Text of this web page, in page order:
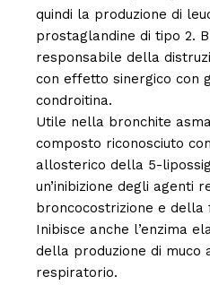
quindi la produzione di
prostaglandine di tipo 2.
responsabile della
con effetto sinergico con
condroitina.
Utile nella bronchite
composto riconosciuto
allosterico della 5-
un’inibizione degli agenti
broncocostrizione e della
Inibisce anche l’enzima
della produzione di muco
respiratorio.